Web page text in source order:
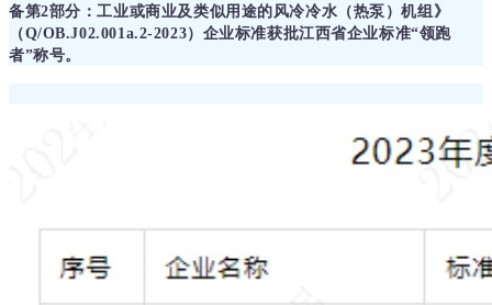
备第2部分：工业或商业及类似用途的风冷冷水（热泵）机组》
（Q/OB.J02.001a.2-2023）企业标准获批江西省企业标准“领跑
者”称号。